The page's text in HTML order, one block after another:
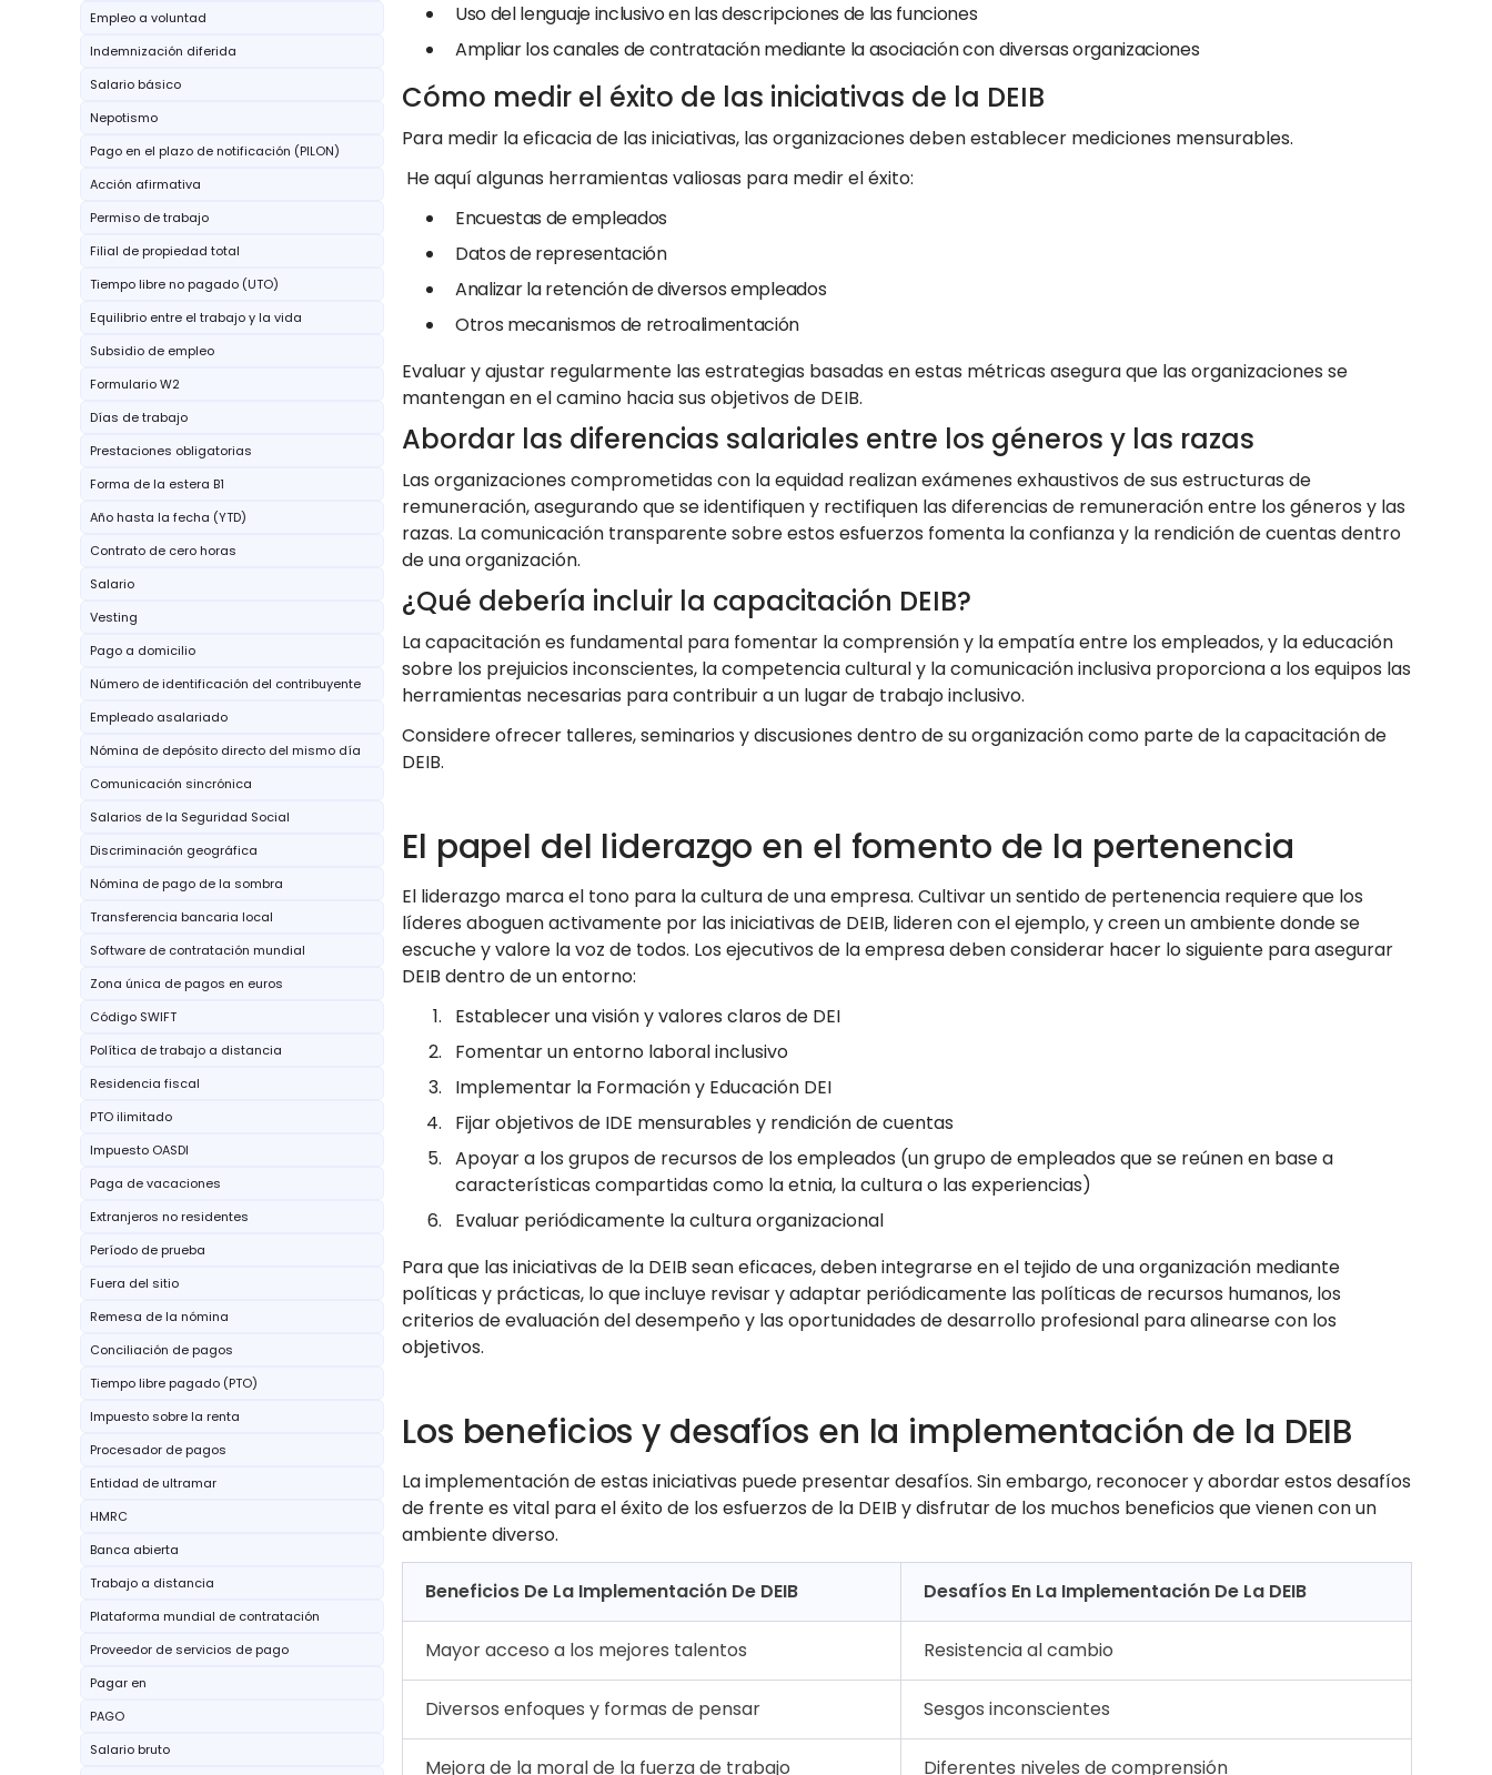
Empleo a voluntad
Indemnización diferida
Salario básico
Nepotismo
Pago en el plazo de notificación (PILON)
Acción afirmativa
Permiso de trabajo
Filial de propiedad total
Tiempo libre no pagado (UTO)
Equilibrio entre el trabajo y la vida
Subsidio de empleo
Formulario W2
Días de trabajo
Prestaciones obligatorias
Forma de la estera B1
Año hasta la fecha (YTD)
Contrato de cero horas
Salario
Vesting
Pago a domicilio
Número de identificación del contribuyente
Empleado asalariado
Nómina de depósito directo del mismo día
Comunicación sincrónica
Salarios de la Seguridad Social
Discriminación geográfica
Nómina de pago de la sombra
Transferencia bancaria local
Software de contratación mundial
Zona única de pagos en euros
Código SWIFT
Política de trabajo a distancia
Residencia fiscal
PTO ilimitado
Impuesto OASDI
Paga de vacaciones
Extranjeros no residentes
Período de prueba
Fuera del sitio
Remesa de la nómina
Conciliación de pagos
Tiempo libre pagado (PTO)
Impuesto sobre la renta
Procesador de pagos
Entidad de ultramar
HMRC
Banca abierta
Trabajo a distancia
Plataforma mundial de contratación
Proveedor de servicios de pago
Pagar en
PAGO
Salario bruto
Uso del lenguaje inclusivo en las descripciones de las funciones
Ampliar los canales de contratación mediante la asociación con diversas organizaciones
Cómo medir el éxito de las iniciativas de la DEIB
Para medir la eficacia de las iniciativas, las organizaciones deben establecer mediciones mensurables.
He aquí algunas herramientas valiosas para medir el éxito:
Encuestas de empleados
Datos de representación
Analizar la retención de diversos empleados
Otros mecanismos de retroalimentación
Evaluar y ajustar regularmente las estrategias basadas en estas métricas asegura que las organizaciones se
mantengan en el camino hacia sus objetivos de DEIB.
Abordar las diferencias salariales entre los géneros y las razas
Las organizaciones comprometidas con la equidad realizan exámenes exhaustivos de sus estructuras de
remuneración, asegurando que se identifiquen y rectifiquen las diferencias de remuneración entre los géneros y las
razas. La comunicación transparente sobre estos esfuerzos fomenta la confianza y la rendición de cuentas dentro
de una organización.
¿Qué debería incluir la capacitación DEIB?
La capacitación es fundamental para fomentar la comprensión y la empatía entre los empleados, y la educación
sobre los prejuicios inconscientes, la competencia cultural y la comunicación inclusiva proporciona a los equipos las
herramientas necesarias para contribuir a un lugar de trabajo inclusivo.
Considere ofrecer talleres, seminarios y discusiones dentro de su organización como parte de la capacitación de
DEIB.
El papel del liderazgo en el fomento de la pertenencia
El liderazgo marca el tono para la cultura de una empresa. Cultivar un sentido de pertenencia requiere que los
líderes aboguen activamente por las iniciativas de DEIB, lideren con el ejemplo, y creen un ambiente donde se
escuche y valore la voz de todos. Los ejecutivos de la empresa deben considerar hacer lo siguiente para asegurar
DEIB dentro de un entorno:
Establecer una visión y valores claros de DEI
Fomentar un entorno laboral inclusivo
Implementar la Formación y Educación DEI
Fijar objetivos de IDE mensurables y rendición de cuentas
Apoyar a los grupos de recursos de los empleados (un grupo de empleados que se reúnen en base a
características compartidas como la etnia, la cultura o las experiencias)
Evaluar periódicamente la cultura organizacional
Para que las iniciativas de la DEIB sean eficaces, deben integrarse en el tejido de una organización mediante
políticas y prácticas, lo que incluye revisar y adaptar periódicamente las políticas de recursos humanos, los
criterios de evaluación del desempeño y las oportunidades de desarrollo profesional para alinearse con los
objetivos.
Los beneficios y desafíos en la implementación de la DEIB
La implementación de estas iniciativas puede presentar desafíos. Sin embargo, reconocer y abordar estos desafíos
de frente es vital para el éxito de los esfuerzos de la DEIB y disfrutar de los muchos beneficios que vienen con un
ambiente diverso.
Beneficios De La Implementación De DEIB Desafíos En La Implementación De La DEIB
Mayor acceso a los mejores talentos Resistencia al cambio
Diversos enfoques y formas de pensar Sesgos inconscientes
Mejora de la moral de la fuerza de trabajo Diferentes niveles de comprensión